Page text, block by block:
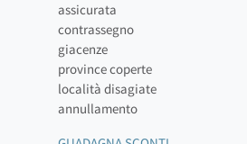
assicurata
contrassegno
giacenze
province coperte
località disagiate
annullamento